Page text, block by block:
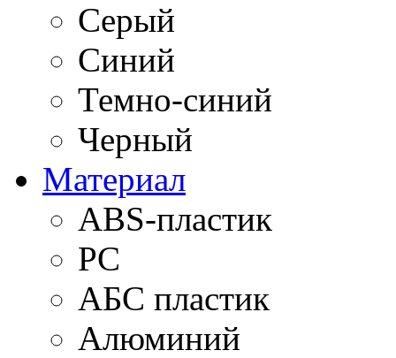
Серый
Синий
Темно-синий
Черный
Материал
ABS-пластик
PC
АБС пластик
Алюминий